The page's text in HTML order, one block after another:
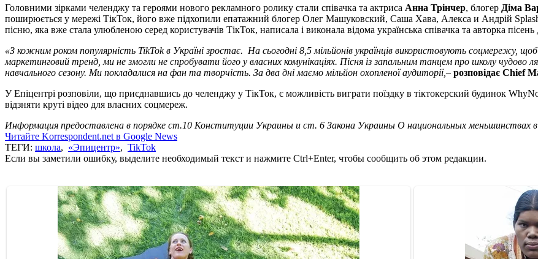
Головними зірками челенджу та героями нового рекламного ролику стали співачка та актриса Анна Трінчер, блогер Діма
поширюється у мережі ТікТок, його вже підхопили епатажний блогер Олег Машуковский, Саша Хава, Алекса и Андрій
пісню, яка вже стала улюбленою серед користувачів ТікТок, написала і виконала відома українська співачка та авторка
«З кожним роком популярність TikTok в Українізростає. На сьогодні 8,5 мільйонів українців використовують соцмережу,
маркетинговий тренд, ми не змогли не спробувати його у власних комунікаціях. Пісня із запальним танцем про школу чудово
навчального сезону. Ми покладалися на фан та творчість. За два дні маємо мільйон охопленої аудиторії,– розповідає Chief
У Епіцентрі розповіли, що приєднавшись до челенджу у ТікТок, є можливість виграти поїздку в тіктокерский будинок
відзняти круті відео для власних соцмереж.
Информация предоставлена в порядке ст.10 Конституции Украины и ст. 6 Закона Украины О национальных меньшинствах
Читайте Korrespondent.net в Google News
ТЕГИ: школа, «Эпицентр», TikTok
Если вы заметили ошибку, выделите необходимый текст и нажмите Ctrl+Enter, чтобы сообщить об этом редакции.